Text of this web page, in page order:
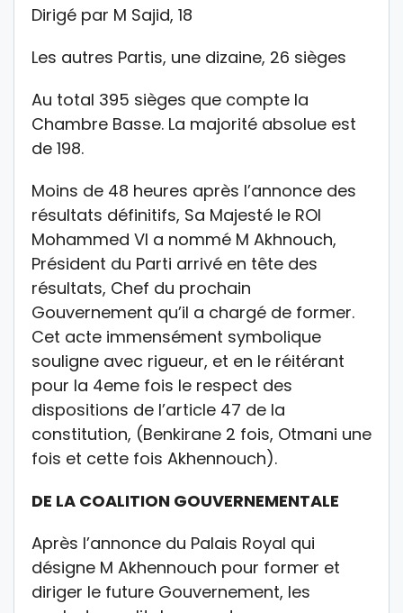
Dirigé par M Sajid, 18
Les autres Partis, une dizaine, 26 sièges
Au total 395 sièges que compte la
Chambre Basse. La majorité absolue est
de 198.
Moins de 48 heures après l’annonce des
résultats définitifs, Sa Majesté le ROI
Mohammed VI a nommé M Akhnouch,
Président du Parti arrivé en tête des
résultats, Chef du prochain
Gouvernement qu’il a chargé de former.
Cet acte immensément symbolique
souligne avec rigueur, et en le réitérant
pour la 4eme fois le respect des
dispositions de l’article 47 de la
constitution, (Benkirane 2 fois, Otmani une
fois et cette fois Akhennouch).
DE LA COALITION GOUVERNEMENTALE
Après l’annonce du Palais Royal qui
désigne M Akhennouch pour former et
diriger le future Gouvernement, les